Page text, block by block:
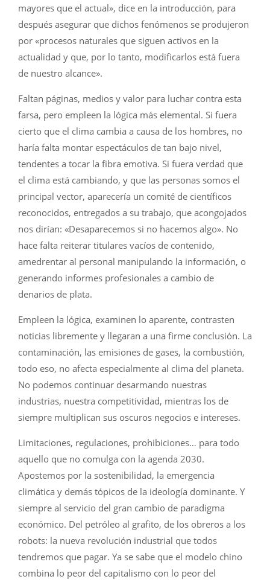
mayores que el actual», dice en la introducción, para
después asegurar que dichos fenómenos se produjeron
por «procesos naturales que siguen activos en la
actualidad y que, por lo tanto, modificarlos está fuera
de nuestro alcance».
Faltan páginas, medios y valor para luchar contra esta
farsa, pero empleen la lógica más elemental. Si fuera
cierto que el clima cambia a causa de los hombres, no
haría falta montar espectáculos de tan bajo nivel,
tendentes a tocar la fibra emotiva. Si fuera verdad que
el clima está cambiando, y que las personas somos el
principal vector, aparecería un comité de científicos
reconocidos, entregados a su trabajo, que acongojados
nos dirían: «Desaparecemos si no hacemos algo». No
hace falta reiterar titulares vacíos de contenido,
amedrentar al personal manipulando la información, o
generando informes profesionales a cambio de
denarios de plata.
Empleen la lógica, examinen lo aparente, contrasten
noticias libremente y llegaran a una firme conclusión. La
contaminación, las emisiones de gases, la combustión,
todo eso, no afecta especialmente al clima del planeta.
No podemos continuar desarmando nuestras
industrias, nuestra competitividad, mientras los de
siempre multiplican sus oscuros negocios e intereses.
Limitaciones, regulaciones, prohibiciones… para todo
aquello que no comulga con la agenda 2030.
Apostemos por la sostenibilidad, la emergencia
climática y demás tópicos de la ideología dominante. Y
siempre al servicio del gran cambio de paradigma
económico. Del petróleo al grafito, de los obreros a los
robots: la nueva revolución industrial que todos
tendremos que pagar. Ya se sabe que el modelo chino
combina lo peor del capitalismo con lo peor del